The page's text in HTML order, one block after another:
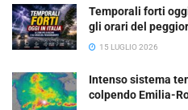
Temporali forti
gli orari del
15 LUGLIO 2026
Intenso sistema
colpendo Emilia-